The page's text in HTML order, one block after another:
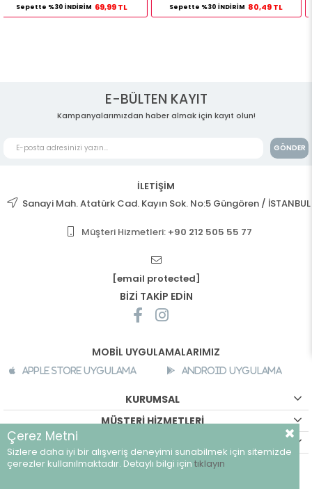
Sepette %30 İNDİRİM 80,49 TL Sepette %30 İNDİRİM 62,99 TL
E-BÜLTEN KAYIT
Kampanyalarımızdan haber almak için kayıt olun!
GÖNDER
İLETİŞİM
Sanayi Mah. Atatürk Cad. Kayın Sok. No:5 Güngören / İSTANBUL
Müşteri Hizmetleri: +90 212 505 55 77
[email protected]
BİZİ TAKİP EDİN
MOBİL UYGULAMALARIMIZ
Apple Store Uygulama Android Uygulama
KURUMSAL
MÜŞTERİ HİZMETLERİ
©breeze.com.tr - Tüm hakları saklıdır.
Çerez Metni
Sizlere daha iyi bir alışveriş deneyimi sunabilmek için sitemizde
çerezler kullanılmaktadır. Detaylı bilgi için tıklayın